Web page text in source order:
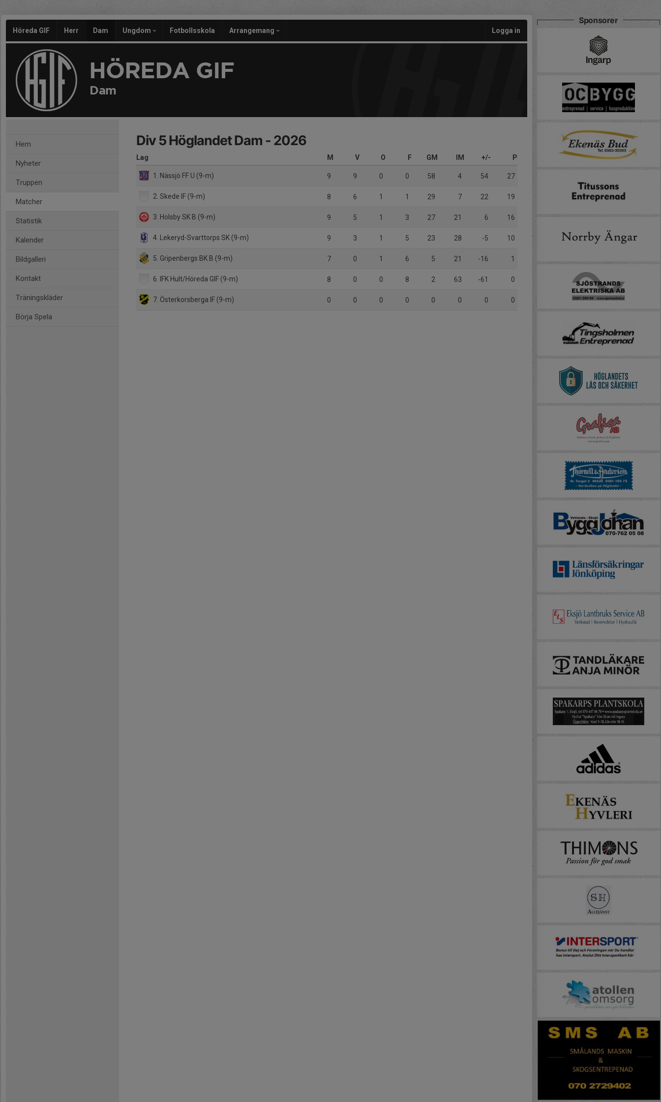
Höreda GIF Herr Dam Ungdom Fotbollsskola Arrangemang Logga in
HÖREDA GIF
Dam
Hem
Nyheter
Truppen
Matcher
Statistik
Kalender
Bildgalleri
Kontakt
Träningskläder
Börja Spela
Div 5 Höglandet Dam - 2026
Lag M V O F GM IM +/- P
1. Nässjö FF U (9-m) 9 9 0 0 58 4 54 27
2. Skede IF (9-m) 8 6 1 1 29 7 22 19
3. Holsby SK B (9-m) 9 5 1 3 27 21 6 16
4. Lekeryd-Svarttorps SK (9-m) 9 3 1 5 23 28 -5 10
5. Gripenbergs BK B (9-m) 7 0 1 6 5 21 -16 1
6. IFK Hult/Höreda GIF (9-m) 8 0 0 8 2 63 -61 0
7. Österkorsberga IF (9-m) 0 0 0 0 0 0 0 0
Sponsorer